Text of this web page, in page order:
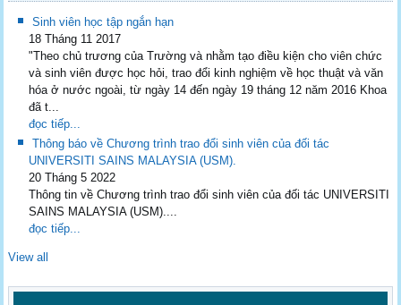
Sinh viên học tập ngắn hạn
18 Tháng 11 2017
"Theo chủ trương của Trường và nhằm tạo điều kiện cho viên chức
và sinh viên được học hỏi, trao đổi kinh nghiệm về học thuật và văn
hóa ở nước ngoài, từ ngày 14 đến ngày 19 tháng 12 năm 2016 Khoa
đã t...
đọc tiếp...
Thông báo về Chương trình trao đổi sinh viên của đối tác
UNIVERSITI SAINS MALAYSIA (USM).
20 Tháng 5 2022
Thông tin về Chương trình trao đổi sinh viên của đối tác UNIVERSITI
SAINS MALAYSIA (USM)....
đọc tiếp...
View all